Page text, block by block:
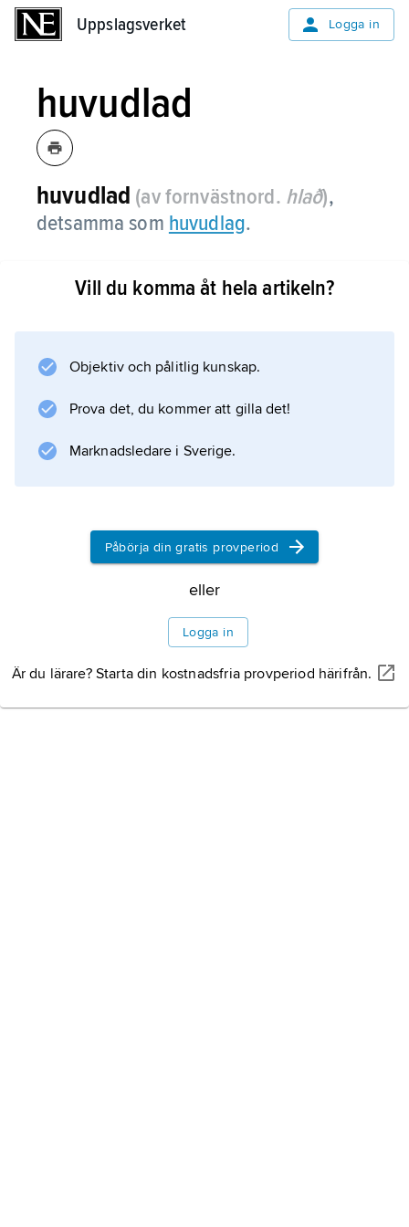
Uppslagsverket Logga in
huvudlad
huvudlad (av fornvästnord. hlað),
detsamma som huvudlag.
Vill du komma åt hela artikeln?
Objektiv och pålitlig kunskap.
Prova det, du kommer att gilla det!
Marknadsledare i Sverige.
Påbörja din gratis provperiod
eller
Logga in
Är du lärare? Starta din kostnadsfria provperiod härifrån.